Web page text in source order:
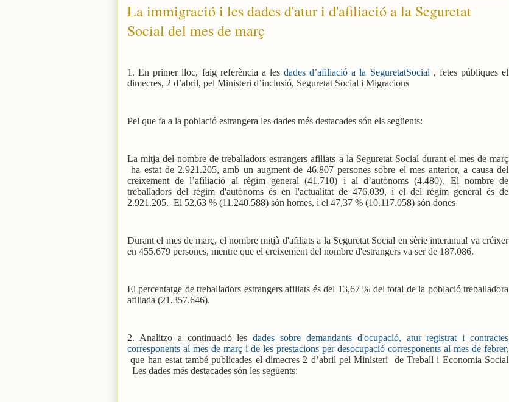
La immigració i les dades d'atur i d'afiliació a la Seguretat
Social del mes de març
1. En primer lloc, faig referència a les dades d’afiliació a la SeguretatSocial , fetes públiques el
dimecres, 2 d’abril, pel Ministeri d’inclusió, Seguretat Social i Migracions
Pel que fa a la població estrangera les dades més destacades són els següents:
La mitja del nombre de treballadors estrangers afiliats a la Seguretat Social durant el mes de març
ha estat de 2.921.205, amb un augment de 46.807 persones sobre el mes anterior, a causa del
creixement de l’afiliació al règim general (41.710) i al d’autònoms (4.480). El nombre de
treballadors del règim d'autònoms és en l'actualitat de 476.039, i el del règim general és de
2.921.205. El 52,63 % (11.240.588) són homes, i el 47,37 % (10.117.058) són dones
Durant el mes de març, el nombre mitjà d'afiliats a la Seguretat Social en sèrie interanual va créixer
en 455.679 persones, mentre que el creixement del nombre d'estrangers va ser de 187.086.
El percentatge de treballadors estrangers afiliats és del 13,67 % del total de la població treballadora
afiliada (21.357.646).
2. Analitzo a continuació lesdades sobre demandants d'ocupació, atur registrat i contractes
corresponents al mes de març i de les prestacions per desocupació corresponents al mes de febrer,
que han estat també publicades el dimecres 2 d’abril pel Ministeri
de Treball i Economia Social
Les dades més destacades són les següents: